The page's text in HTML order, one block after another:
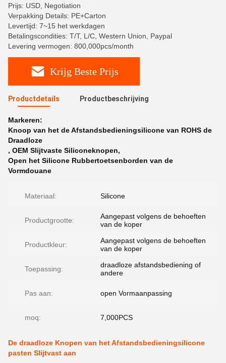
Prijs: USD, Negotiation
Verpakking Details: PE+Carton
Levertijd: 7~15 het werkdagen
Betalingscondities: T/T, L/C, Western Union, Paypal
Levering vermogen: 800,000pcs/month
Krijg Beste Prijs
Productdetails Productbeschrijving
Markeren:
Knoop van het de Afstandsbedieningsilicone van ROHS de
Draadloze
, OEM Slijtvaste Siliconeknopen,
Open het Silicone Rubbertoetsenborden van de
Vormdouane
Materiaal: Silicone
Productgrootte:
Aangepast volgens de behoeften
van de koper
Productkleur:
Aangepast volgens de behoeften
van de koper
Toepassing:
draadloze afstandsbediening of
andere
Pas aan: open Vormaanpassing
moq: 7,000PCS
De draadloze Knopen van het Afstandsbedieningsilicone
pasten Slijtvast aan